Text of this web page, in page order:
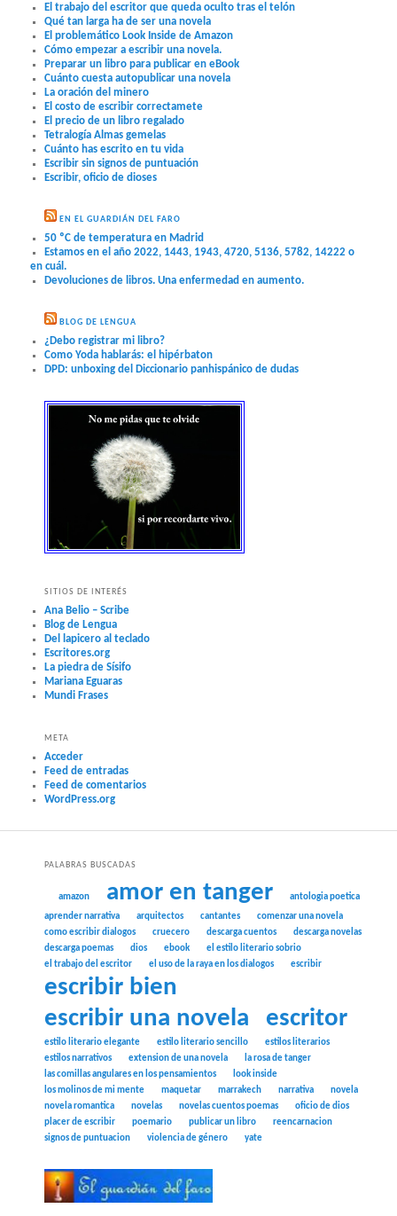
El trabajo del escritor que queda oculto tras el telón
Qué tan larga ha de ser una novela
El problemático Look Inside de Amazon
Cómo empezar a escribir una novela.
Preparar un libro para publicar en eBook
Cuánto cuesta autopublicar una novela
La oración del minero
El costo de escribir correctamete
El precio de un libro regalado
Tetralogía Almas gemelas
Cuánto has escrito en tu vida
Escribir sin signos de puntuación
Escribir, oficio de dioses
EN EL GUARDIÁN DEL FARO
50 ºC de temperatura en Madrid
Estamos en el año 2022, 1443, 1943, 4720, 5136, 5782, 14222 o
en cuál.
Devoluciones de libros. Una enfermedad en aumento.
BLOG DE LENGUA
¿Debo registrar mi libro?
Como Yoda hablarás: el hipérbaton
DPD: unboxing del Diccionario panhispánico de dudas
SITIOS DE INTERÉS
Ana Belio – Scribe
Blog de Lengua
Del lapicero al teclado
Escritores.org
La piedra de Sísifo
Mariana Eguaras
Mundi Frases
META
Acceder
Feed de entradas
Feed de comentarios
WordPress.org
PALABRAS BUSCADAS
amazon amor en tanger
antologia poetica
aprender narrativa
arquitectos cantantes
comenzar una novela
como escribir dialogos
cruecero descarga cuentos
descarga novelas
descarga poemas
dios ebook
el estilo literario sobrio
el trabajo del escritor
el uso de la raya en los dialogos escribir
escribir bien
escribir una novela
escritor
estilo literario elegante estilo literario sencillo
estilos literarios
estilos narrativos
extension de una novela
la rosa de tanger
las comillas angulares en los pensamientos
look inside
los molinos de mi mente
maquetar marrakech narrativa
novela
novela romantica
novelas novelas cuentos poemas
oficio de dios
placer de escribir
poemario publicar un libro
reencarnacion
signos de puntuacion
violencia de género yate